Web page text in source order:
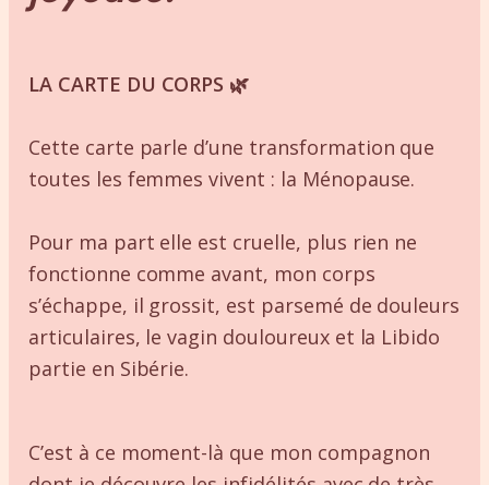
LA CARTE DU CORPS 🌿
Cette carte parle d’une transformation que
toutes les femmes vivent : la Ménopause.
Pour ma part elle est cruelle, plus rien ne
fonctionne comme avant, mon corps
s’échappe, il grossit, est parsemé de douleurs
articulaires, le vagin douloureux et la Libido
partie en Sibérie.
C’est à ce moment-là que mon compagnon